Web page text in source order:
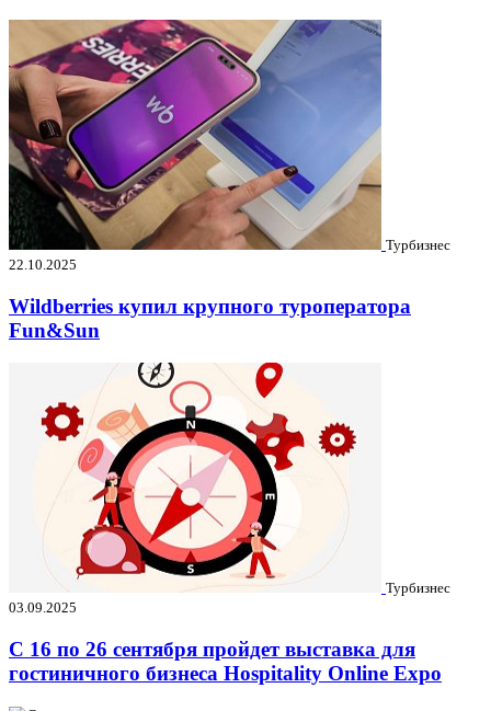
Турбизнес
22.10.2025
Wildberries купил крупного туроператора
Fun&Sun
Турбизнес
03.09.2025
C 16 по 26 сентября пройдет выставка для
гостиничного бизнеса Hospitality Online Expo